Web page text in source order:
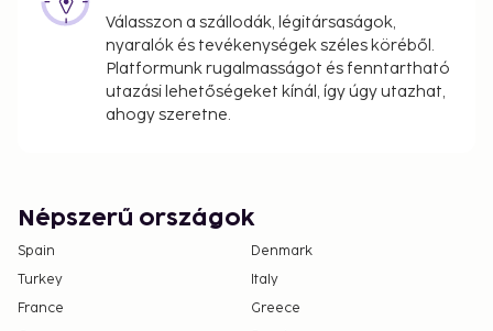
Válasszon a szállodák, légitársaságok,
nyaralók és tevékenységek széles köréből.
Platformunk rugalmasságot és fenntartható
utazási lehetőségeket kínál, így úgy utazhat,
ahogy szeretne.
Népszerű országok
Spain
Denmark
Turkey
Italy
France
Greece